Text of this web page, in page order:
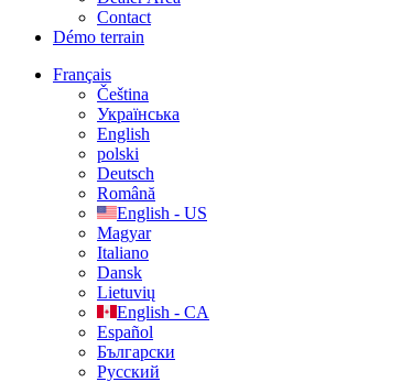
Contact
Démo terrain
Français
Čeština
Українська
English
polski
Deutsch
Română
English - US
Magyar
Italiano
Dansk
Lietuvių
English - CA
Español
Български
Русский